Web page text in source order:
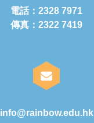
電話：2328 7971
傳真：2322 7419
info@rainbow.edu.hk